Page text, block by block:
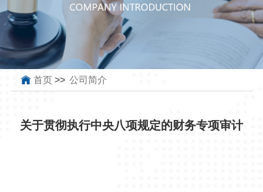
首页 >> 公司简介
关于贯彻执行中央八项规定的财务专项审计